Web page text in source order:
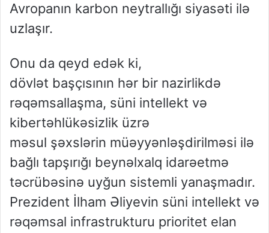
Avropanın karbon neytrallığı siyasəti ilə
uzlaşır.
Onu da qeyd edək ki,
dövlət başçısının hər bir nazirlikdə
rəqəmsallaşma, süni intellekt və
kibertəhlükəsizlik üzrə
məsul şəxslərin müəyyənləşdirilməsi ilə
bağlı tapşırığı beynəlxalq idarəetmə
təcrübəsinə uyğun sistemli yanaşmadır.
Prezident İlham Əliyevin süni intellekt və
rəqəmsal infrastrukturu prioritet elan